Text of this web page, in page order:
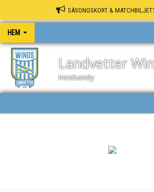
SÄSONGSKORT &
HEM
Landvetter
Innebandy